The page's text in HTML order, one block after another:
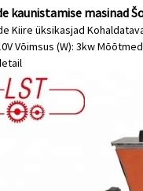
kaunistamise masinad
Kiire üksikasjad
Võimsus (W): 3kw